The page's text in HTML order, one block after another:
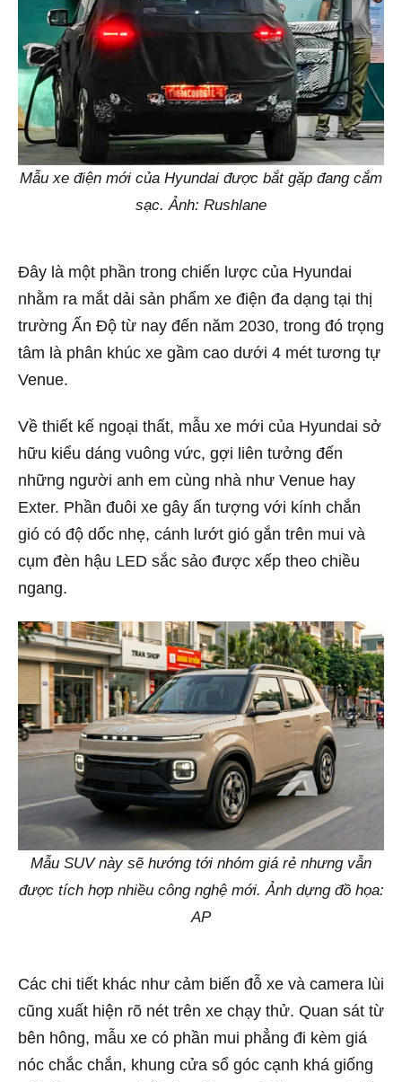
Mẫu xe điện mới của Hyundai được bắt gặp đang cắm
sạc. Ảnh: Rushlane
Đây là một phần trong chiến lược của Hyundai
nhằm ra mắt dải sản phẩm xe điện đa dạng tại thị
trường Ấn Độ từ nay đến năm 2030, trong đó trọng
tâm là phân khúc xe gầm cao dưới 4 mét tương tự
Venue.
Về thiết kế ngoại thất, mẫu xe mới của Hyundai sở
hữu kiểu dáng vuông vức, gợi liên tưởng đến
những người anh em cùng nhà như Venue hay
Exter. Phần đuôi xe gây ấn tượng với kính chắn
gió có độ dốc nhẹ, cánh lướt gió gắn trên mui và
cụm đèn hậu LED sắc sảo được xếp theo chiều
ngang.
Mẫu SUV này sẽ hướng tới nhóm giá rẻ nhưng vẫn
được tích hợp nhiều công nghệ mới. Ảnh dựng đồ họa:
AP
Các chi tiết khác như cảm biến đỗ xe và camera lùi
cũng xuất hiện rõ nét trên xe chạy thử. Quan sát từ
bên hông, mẫu xe có phần mui phẳng đi kèm giá
nóc chắc chắn, khung cửa sổ góc cạnh khá giống